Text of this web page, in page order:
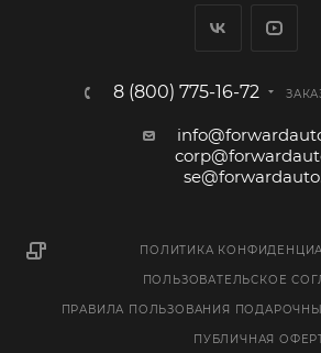
8 (800) 775-16-72
ПОЛИТИКА
ПОЛЬЗОВАТЕЛЬСКОЕ
ПРАВИЛА ПОЛЬЗОВАНИЯ
ПУБЛИЧНАЯ